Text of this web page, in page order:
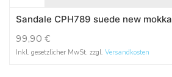
Sandale CPH789 suede new mokka
99,90 €
Inkl. gesetzlicher MwSt. zzgl. Versandkosten